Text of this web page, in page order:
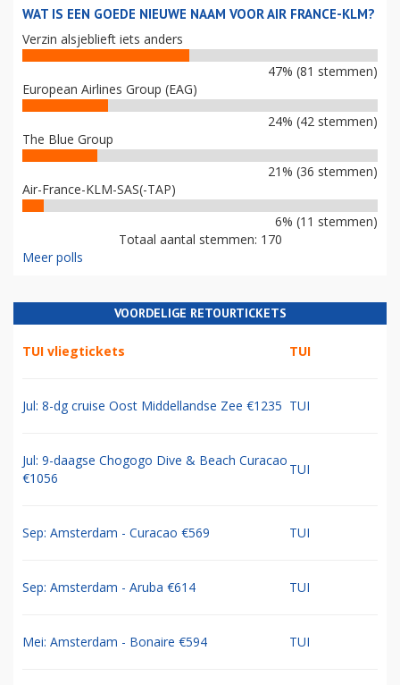
WAT IS EEN GOEDE NIEUWE NAAM VOOR AIR FRANCE-KLM?
Verzin alsjeblieft iets anders
47% (81 stemmen)
European Airlines Group (EAG)
24% (42 stemmen)
The Blue Group
21% (36 stemmen)
Air-France-KLM-SAS(-TAP)
6% (11 stemmen)
Totaal aantal stemmen: 170
Meer polls
VOORDELIGE RETOURTICKETS
TUI vliegtickets TUI
Jul: 8-dg cruise Oost Middellandse Zee €1235 TUI
Jul: 9-daagse Chogogo Dive & Beach Curacao
€1056
TUI
Sep: Amsterdam - Curacao €569 TUI
Sep: Amsterdam - Aruba €614 TUI
Mei: Amsterdam - Bonaire €594 TUI